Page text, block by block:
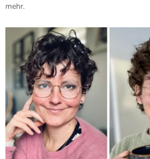
mehr.